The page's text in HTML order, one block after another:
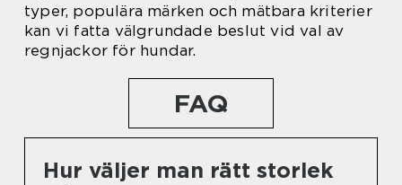
typer, populära märken och mätbara kriterier
kan vi fatta välgrundade beslut vid val av
regnjackor för hundar.
FAQ
Hur väljer man rätt storlek